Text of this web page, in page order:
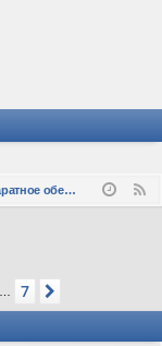
Аппаратное обеспечение
7